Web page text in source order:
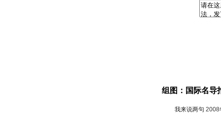
组图：国际名导
我来说两句 2008